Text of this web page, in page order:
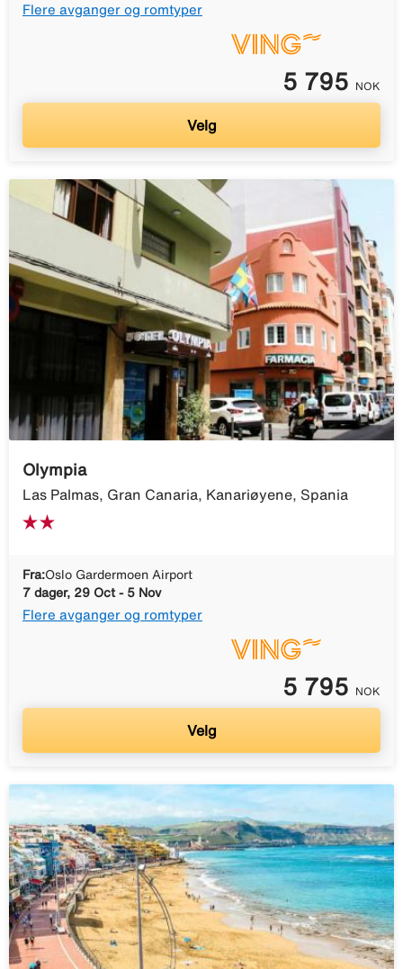
Flere avganger og romtyper
5 795 NOK
Velg
Olympia
Las Palmas, Gran Canaria, Kanariøyene, Spania
Fra:Oslo Gardermoen Airport
7 dager, 29 Oct - 5 Nov
Flere avganger og romtyper
5 795 NOK
Velg